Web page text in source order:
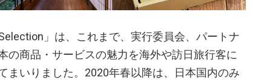
」は、これまで、実行委員会、パートナ
の商品・サービスの魅力を海外や訪日旅行客に
まいりました。2020年春以降は、日本国内のみ